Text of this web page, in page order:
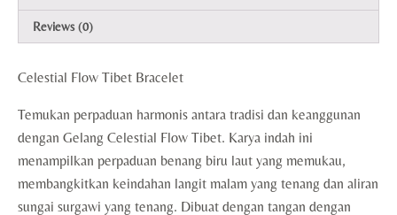
Reviews (0)
Celestial Flow Tibet Bracelet
Temukan perpaduan harmonis antara tradisi dan keanggunan
dengan Gelang Celestial Flow Tibet. Karya indah ini
menampilkan perpaduan benang biru laut yang memukau,
membangkitkan keindahan langit malam yang tenang dan aliran
sungai surgawi yang tenang. Dibuat dengan tangan dengan